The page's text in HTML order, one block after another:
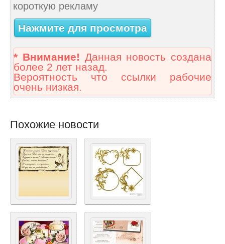
короткую рекламу
Нажмите для просмотра
* Внимание! Данная новость создана
более 2 лет назад.
Вероятность что ссылки рабочие
очень низкая.
Похожие новости